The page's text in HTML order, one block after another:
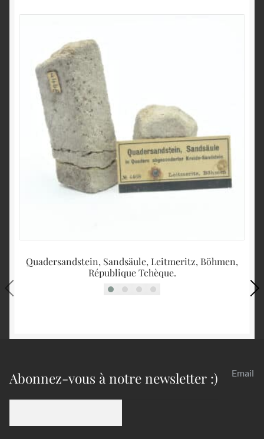
Quadersandstein, Sandsäule, Leitmeritz, Böhmen,
République Tchèque.
Abonnez-vous à notre newsletter :) Email